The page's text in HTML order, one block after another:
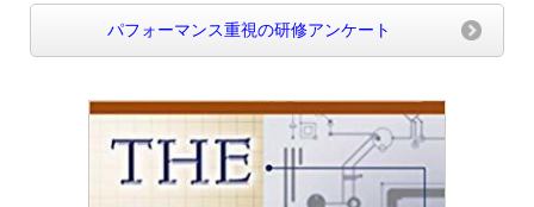
パフォーマンス重視の研修アンケート